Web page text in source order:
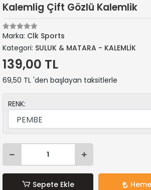
Kalemlig Çift Gözlü Kalemlik
Marka: Clk Sports
Kategori: SULUK & MATARA - KALEMLİK
139,00 TL
69,50 TL 'den başlayan taksitlerle
RENK:
Sepete Ekle